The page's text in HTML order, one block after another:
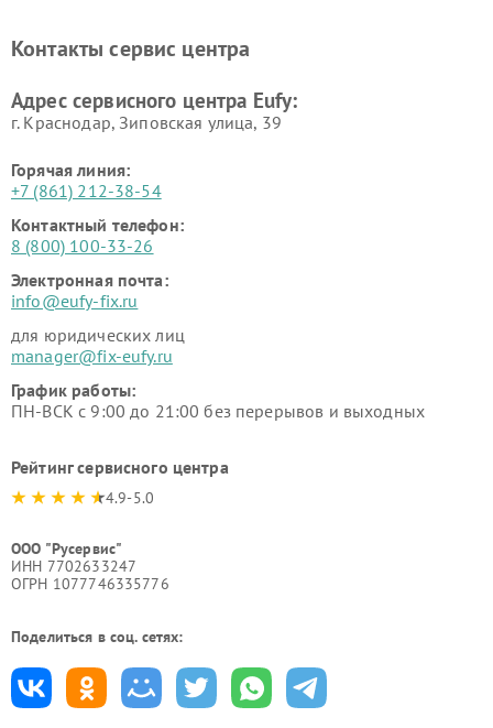
Контакты сервис центра
Адрес сервисного центра Eufy:
г. Краснодар, Зиповская улица, 39
Горячая линия:
+7 (861) 212-38-54
Контактный телефон:
8 (800) 100-33-26
Электронная почта:
info@eufy-fix.ru
для юридических лиц
manager@fix-eufy.ru
График работы:
ПН-ВСК с 9:00 до 21:00 без перерывов и выходных
Рейтинг сервисного центра
4.9-5.0
ООО "Русервис"
ИНН 7702633247
ОГРН 1077746335776
Поделиться в соц. сетях: